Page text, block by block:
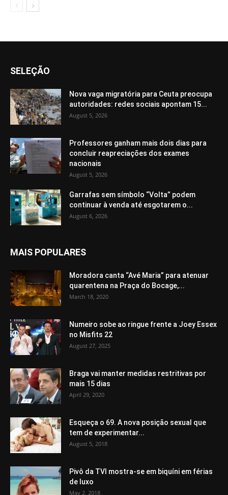
SELEÇÃO
Nova vaga migratória para Ceuta preocupa
autoridades: redes sociais apontam 15...
August 5, 2026
Professores ganham mais dois dias para
concluir reapreciações dos exames
nacionais
August 5, 2026
Garrafas sem símbolo “Volta” podem
continuar à venda até esgotarem o...
August 6, 2026
MAIS POPULARES
Moradora canta “Avé Maria” para atenuar
quarentena na Praça do Bocage,...
March 18, 2020
Numeiro sobe ao ringue frente a Joey Essex
no Misfits 22
August 27, 2025
Braga vai manter medidas restritivas por
mais 15 dias
April 29, 2020
Esqueça o 69. A nova posição sexual que
tem de experimentar...
August 5, 2018
Pivô da TVI mostra-se em biquíni em férias
de luxo
May 2, 2018